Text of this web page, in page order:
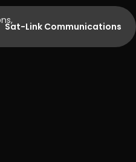
Sat-Link Communications